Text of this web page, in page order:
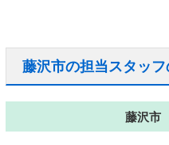
藤沢市の担当スタッ
藤沢市